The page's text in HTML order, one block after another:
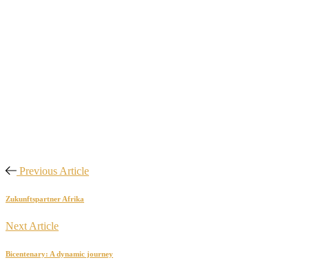
Previous Article
Zukunftspartner Afrika
Next Article
Bicentenary: A dynamic journey